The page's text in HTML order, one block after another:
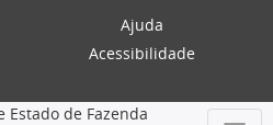
Ajuda
Acessibilidade
Estado de Fazenda